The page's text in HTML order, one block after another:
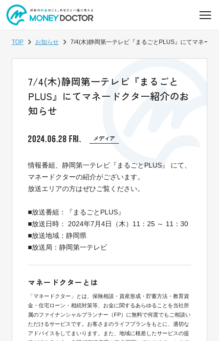
TOP お知らせ 7/4(木)静岡第一テレビ『まるごとPLUS』にてマネード
7/4(木)静岡第一テレビ『まるごと
PLUS』にてマネードクター紹介のお
知らせ
2024.06.28 FRI. メディア
情報番組、静岡第一テレビ『まるごとPLUS』 にて、
マネードクターの紹介がございます。
放送エリアの方はぜひご覧ください。
■放送番組：『まるごとPLUS』
■放送日時： 2024年7月4日（木）11：25 ～ 11：30
■放送地域：静岡県
■放送局：静岡第一テレビ
マネードクターとは
「マネードクター」とは、保険相談・資産形成・貯蓄方法・教育資
金・住宅ローン・相続対策等、お金に関するあらゆることを当社所
属のファイナンシャルプランナー（FP）に無料で何度でもご相談い
ただけるサービスです。お客さまのライフプランをもとに、適切な
アドバイスをしてまいります。また、地域に根差したサービスの提